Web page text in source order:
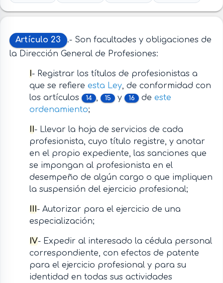
Artículo 23
.- Son facultades y obligaciones de
la Dirección General de Profesiones:
- Registrar los títulos de profesionistas a
que se refiere esta Ley, de conformidad con
los artículos
14 , 15 y 16 de este
ordenamiento;
- Llevar la hoja de servicios de cada
profesionista, cuyo título registre, y anotar
en el propio expediente, las sanciones que
se impongan al profesionista en el
desempeño de algún cargo o que impliquen
la suspensión del ejercicio profesional;
- Autorizar para el ejercicio de una
especialización;
IV- Expedir al interesado la cédula personal
correspondiente, con efectos de patente
para el ejercicio profesional y para su
identidad en todas sus actividades